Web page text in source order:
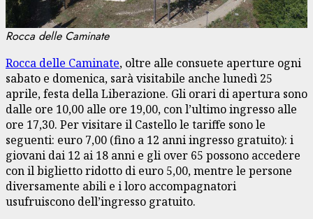
Rocca delle Caminate
Rocca delle Caminate, oltre alle consuete aperture ogni
sabato e domenica, sarà visitabile anche lunedì 25
aprile, festa della Liberazione. Gli orari di apertura sono
dalle ore 10,00 alle ore 19,00, con l’ultimo ingresso alle
ore 17,30. Per visitare il Castello le tariffe sono le
seguenti: euro 7,00 (fino a 12 anni ingresso gratuito): i
giovani dai 12 ai 18 anni e gli over 65 possono accedere
con il biglietto ridotto di euro 5,00, mentre le persone
diversamente abili e i loro accompagnatori
usufruiscono dell’ingresso gratuito.